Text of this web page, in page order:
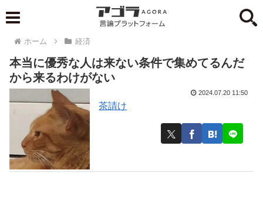
ホーム 経済
本当に優秀な人は来ない条件で集めてるんだ
から来るわけがない
茶請け
2024.07.20 11:50